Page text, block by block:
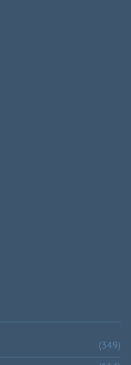
(349)